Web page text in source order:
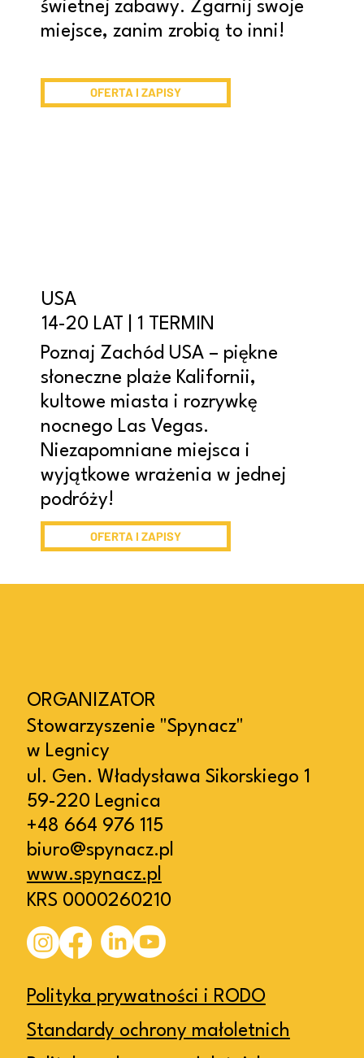
świetnej zabawy. Zgarnij swoje
miejsce, zanim zrobią to inni!
OFERTA I ZAPISY
USA
14-20 LAT | 1 TERMIN
Poznaj Zachód USA – piękne
słoneczne plaże Kalifornii,
kultowe miasta i rozrywkę
nocnego Las Vegas.
Niezapomniane miejsca i
wyjątkowe wrażenia w jednej
podróży!
OFERTA I ZAPISY
ORGANIZATOR
Stowarzyszenie "Spynacz"
w Legnicy
ul. Gen. Władysława Sikorskiego 1
59-220 Legnica
+48 664 976 115
biuro@spynacz.pl
www.spynacz.pl
KRS 0000260210
Polityka prywatności i RODO
Standardy ochrony małoletnich